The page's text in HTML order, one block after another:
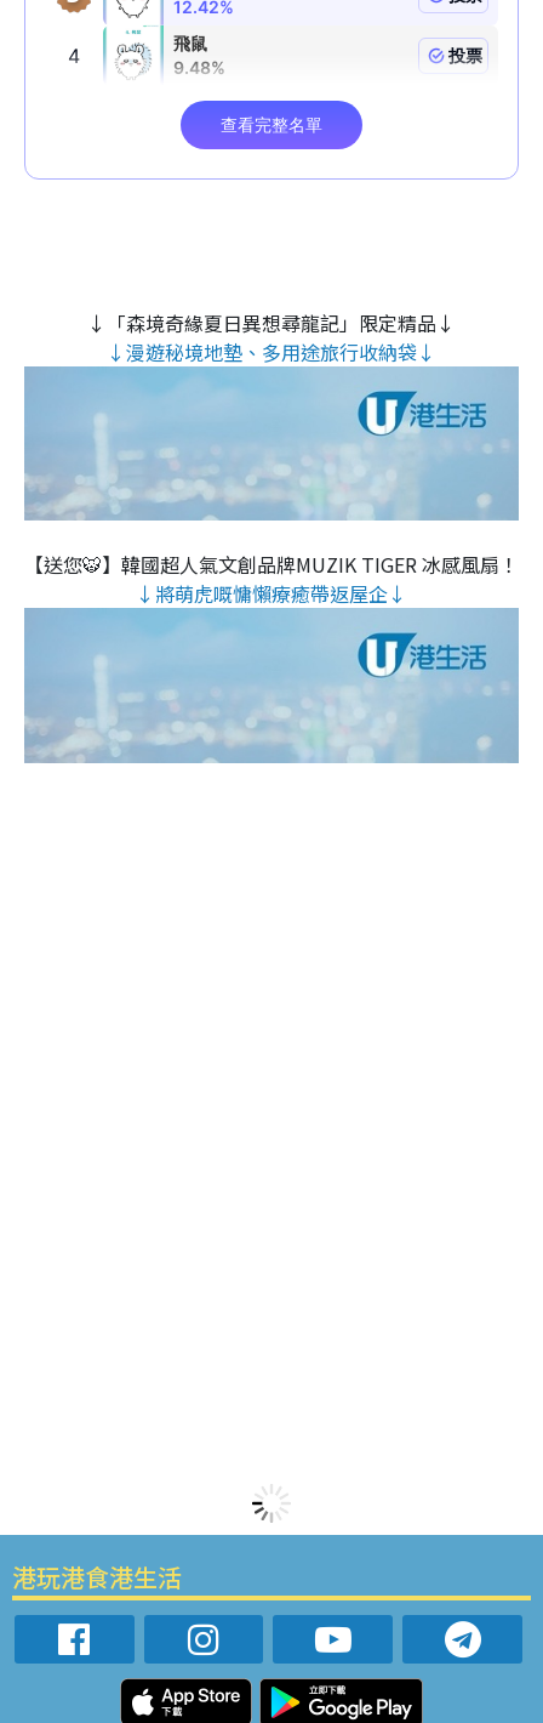
↓「森境奇緣夏日異想尋龍記」限定精品↓
↓漫遊秘境地墊、多用途旅行收納袋↓
【送您🐯】韓國超人氣文創品牌MUZIK TIGER 冰感風扇！
↓將萌虎嘅慵懶療癒帶返屋企↓
港玩港食港生活